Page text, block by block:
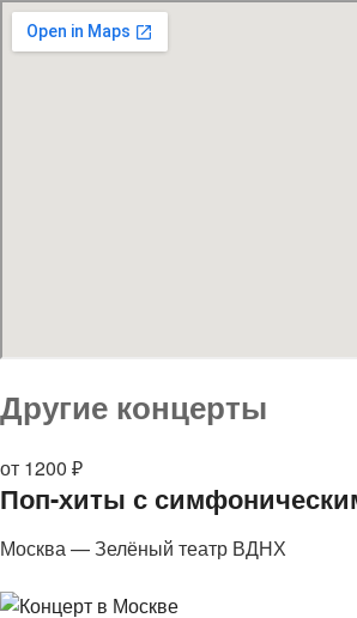
Другие концерты
от 1200 ₽
Поп-хиты с
Москва — Зелёный театр ВДНХ